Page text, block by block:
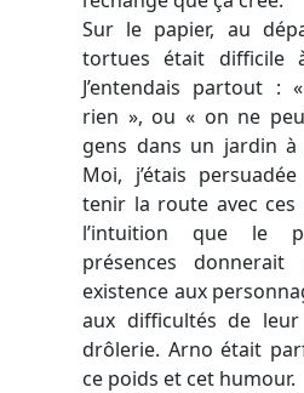
Sur le papier, au
tortues était difficile
J’entendais partout
rien », ou « on ne
gens dans un jardin
Moi, j’étais
tenir la route avec ces
l’intuition que le
présences
existence aux
aux difficultés de
drôlerie. Arno était
ce poids et cet humour.